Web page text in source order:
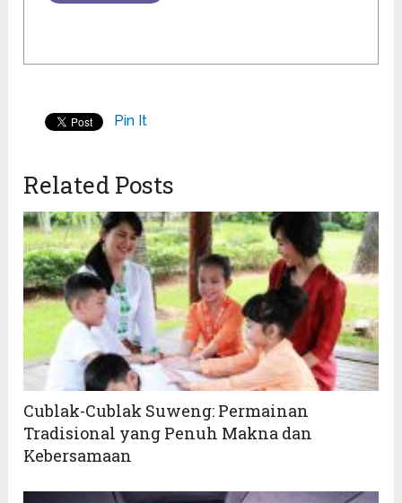
Pin It
Related Posts
Cublak-Cublak Suweng: Permainan
Tradisional yang Penuh Makna dan
Kebersamaan